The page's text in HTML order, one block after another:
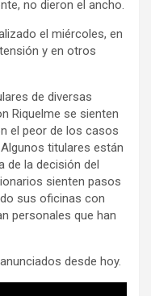
no dieron el ancho.
el miércoles, en
y en otros
de diversas
Riquelme se sienten
el peor de los casos
titulares están
de la decisión del
sienten pasos
sus oficinas con
personales que han
desde hoy.